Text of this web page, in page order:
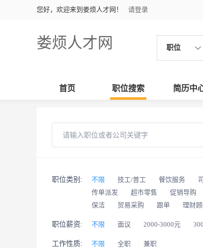
您好，欢迎来到娄烦人才网！ 请登录
娄烦人才网 职位
首页 职位搜索 简历中
职位类别: 不限 技工/普工 餐饮服务
传单派发
超市零售 促销导购
保洁
贸易采购 跟单 理财顾
职位薪资: 不限 面议 2000-3000元
工作性质: 不限 全职 兼职